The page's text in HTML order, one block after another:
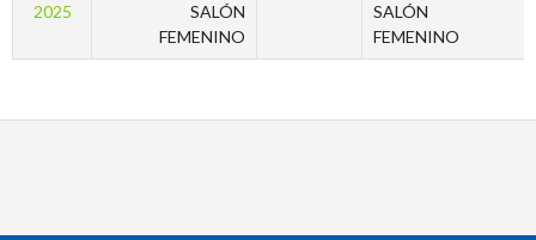
2025
SALÓN
FEMENINO
SALÓN
FEMENINO